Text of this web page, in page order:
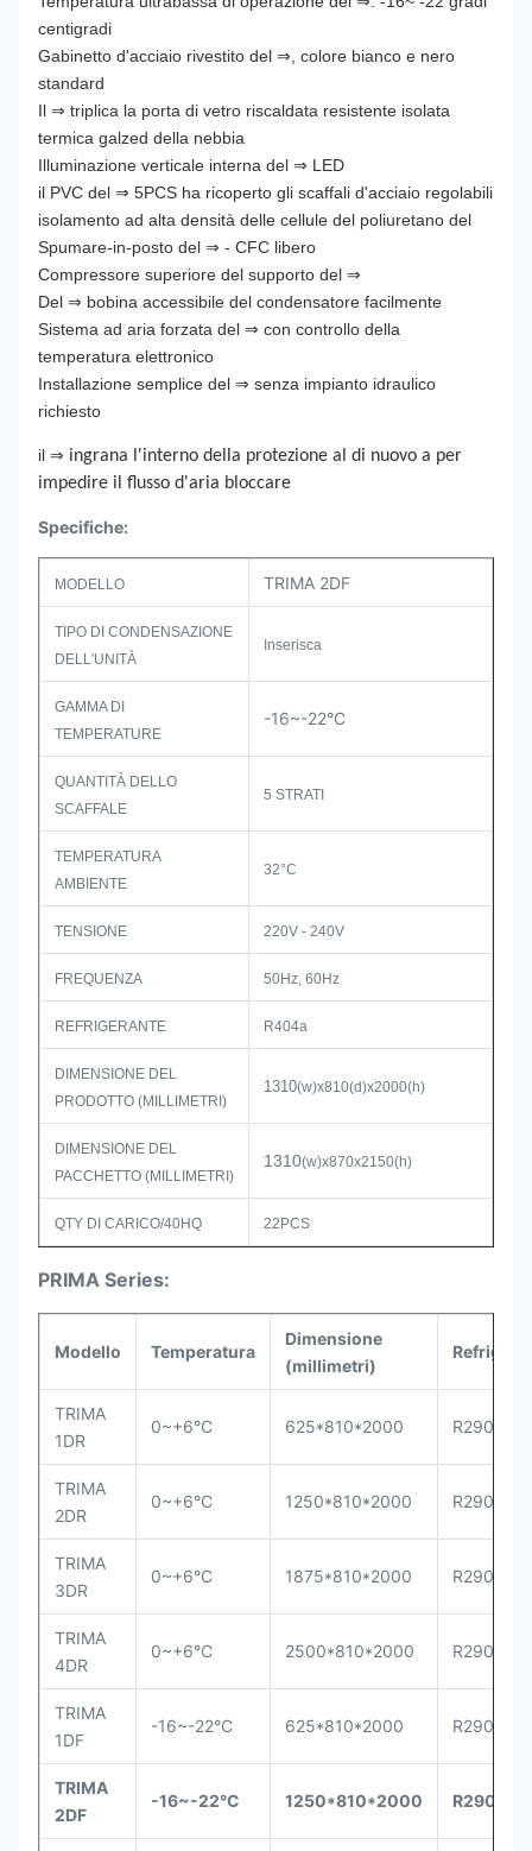
centigradi
Gabinetto d'acciaio rivestito del ⇒, colore bianco e nero
standard
Il ⇒ triplica la porta di vetro riscaldata resistente isolata
termica galzed della nebbia
Illuminazione verticale interna del ⇒ LED
il PVC del ⇒ 5PCS ha ricoperto gli scaffali d'acciaio regolabili
isolamento ad alta densità delle cellule del poliuretano del
Spumare-in-posto del ⇒ - CFC libero
Compressore superiore del supporto del ⇒
Del ⇒ bobina accessibile del condensatore facilmente
Sistema ad aria forzata del ⇒ con controllo della
temperatura elettronico
Installazione semplice del ⇒ senza impianto idraulico
richiesto
il ⇒ ingrana l'interno della protezione al di nuovo a per
impedire il flusso d'aria bloccare
Specifiche:
MODELLO TRIMA 2DF
TIPO DI CONDENSAZIONE
DELL'UNITÀ
Inserisca
GAMMA DI
TEMPERATURE
-16~-22°C
QUANTITÀ DELLO
SCAFFALE
5 STRATI
TEMPERATURA
AMBIENTE
32°C
TENSIONE 220V - 240V
FREQUENZA 50Hz, 60Hz
REFRIGERANTE R404a
DIMENSIONE DEL
PRODOTTO (MILLIMETRI)
1310(w)x810(d)x2000(h)
DIMENSIONE DEL
PACCHETTO (MILLIMETRI)
1310(w)x870x2150(h)
QTY DI CARICO/40HQ 22PCS
PRIMA Series:
Modello Temperatura
Dimensione
(millimetri)
TRIMA
1DR
0~+6°C 625*810*2000 R290
TRIMA
2DR
0~+6°C 1250*810*2000 R290
TRIMA
3DR
0~+6°C 1875*810*2000 R290
TRIMA
4DR
0~+6°C 2500*810*2000 R290
TRIMA
1DF
-16~-22°C 625*810*2000 R290
TRIMA
2DF
-16~-22°C 1250*810*2000 R290